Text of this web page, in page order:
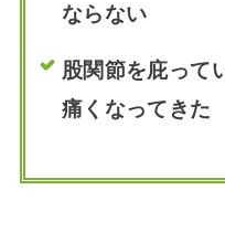
ならない
股関節を庇って
痛くなってきた